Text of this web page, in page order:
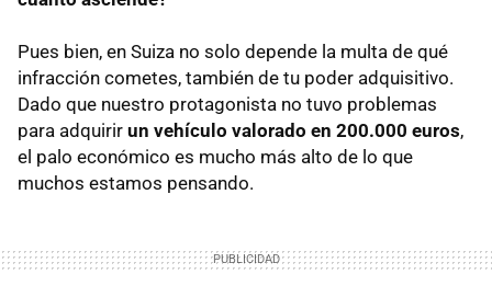
Pues bien, en Suiza no solo depende la multa de qué
infracción cometes, también de tu poder adquisitivo.
Dado que nuestro protagonista no tuvo problemas
para adquirir un vehículo valorado en 200.000 euros,
el palo económico es mucho más alto de lo que
muchos estamos pensando.